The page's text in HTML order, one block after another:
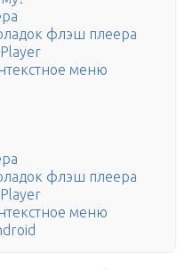
флэш плеера
меню
флэш плеера
меню